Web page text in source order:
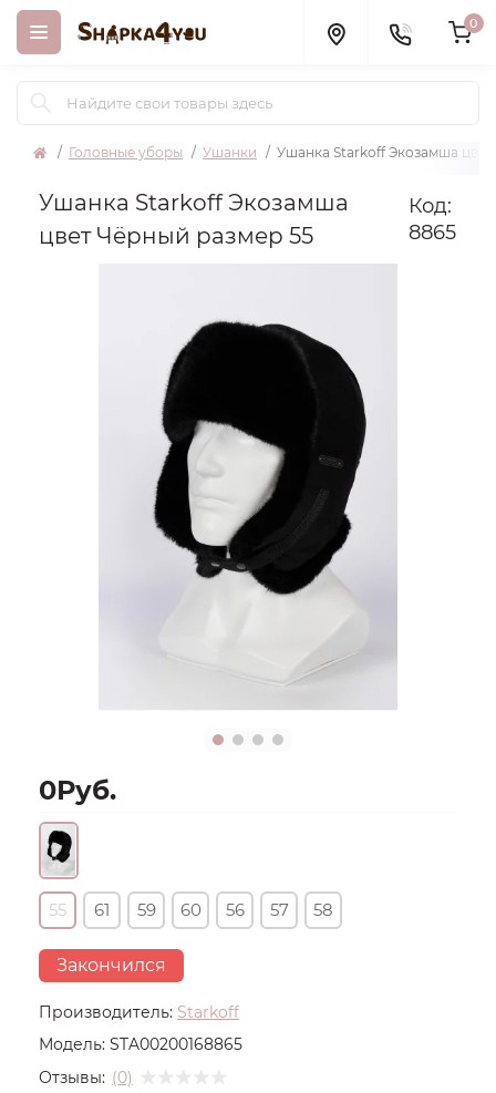
0
Головные уборы Ушанки Ушанка Starkoff Экозамша
Ушанка Starkoff Экозамша
цвет Чёрный размер 55
Код:
8865
Производитель: Starkoff
Модель: STA00200168865
Отзывы: (0)
0Руб.
55 61 59 60 56 57 58
Закончился